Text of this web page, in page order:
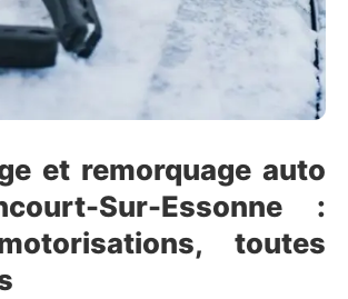
et remorquage auto
Sur-Essonne :
toutes